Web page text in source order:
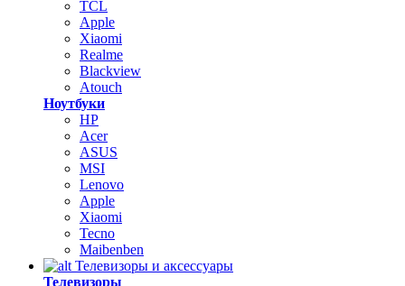
TCL
Apple
Xiaomi
Realme
Blackview
Atouch
Ноутбуки
HP
Acer
ASUS
MSI
Lenovo
Apple
Xiaomi
Tecno
Maibenben
Телевизоры и аксессуары
Телевизоры